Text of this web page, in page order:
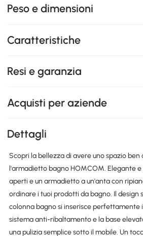
Peso e dimensioni
Caratteristiche
Resi e garanzia
Acquisti per aziende
Dettagli
Scopri la bellezza di avere uno spazio
l'armadietto bagno HOMCOM. Elegante
aperti e un armadietto a un'anta con
ordinare i tuoi prodotti da bagno. Il design
colonna bagno si inserisce perfettamente
sistema anti-ribaltamento e la base
una pulizia semplice sotto il mobile. Un